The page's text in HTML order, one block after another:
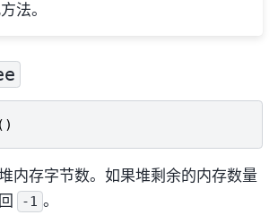
法。
()
内存字节数。如果堆剩余的内存数量
-1 。